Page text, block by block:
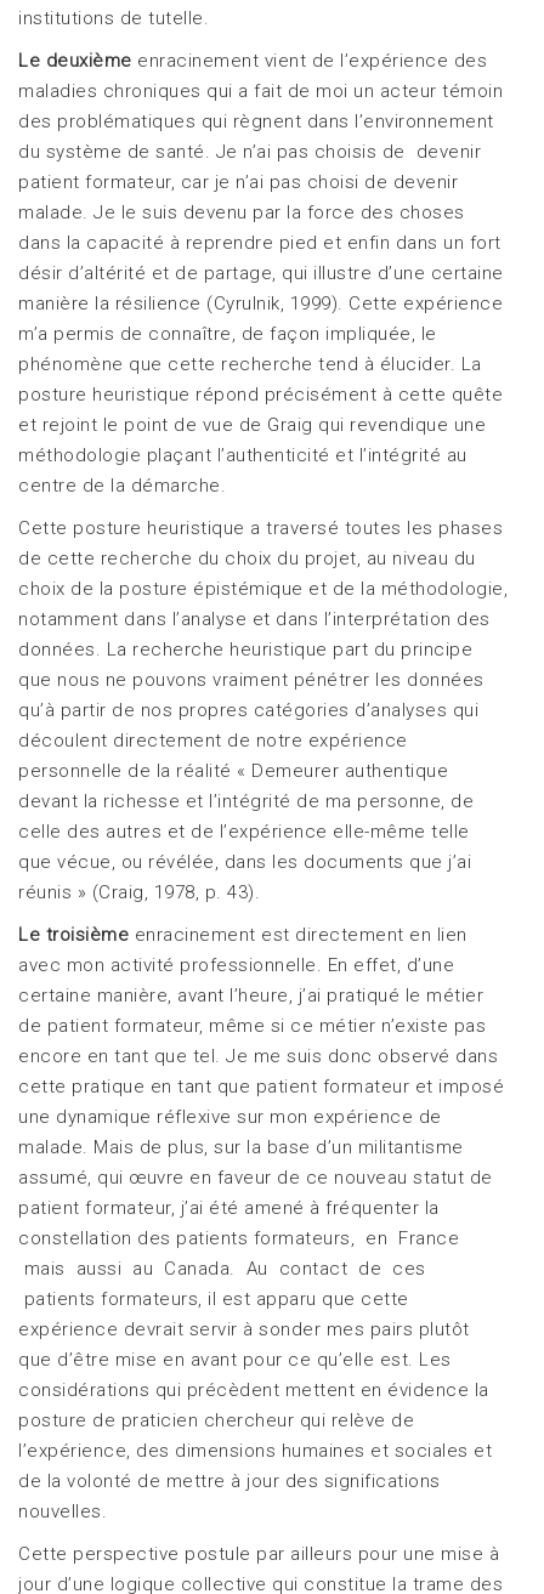
institutions de tutelle.
Le deuxième enracinement vient de l’expérience des
maladies chroniques qui a fait de moi un acteur témoin
des problématiques qui règnent dans l’environnement
du système de santé. Je n’ai pas choisis de devenir
patient formateur, car je n’ai pas choisi de devenir
malade. Je le suis devenu par la force des choses
dans la capacité à reprendre pied et enfin dans un fort
désir d’altérité et de partage, qui illustre d’une certaine
manière la résilience (Cyrulnik, 1999). Cette expérience
m’a permis de connaître, de façon impliquée, le
phénomène que cette recherche tend à élucider. La
posture heuristique répond précisément à cette quête
et rejoint le point de vue de Graig qui revendique une
méthodologie plaçant l’authenticité et l’intégrité au
centre de la démarche.
Cette posture heuristique a traversé toutes les phases
de cette recherche du choix du projet, au niveau du
choix de la posture épistémique et de la méthodologie,
notamment dans l’analyse et dans l’interprétation des
données. La recherche heuristique part du principe
que nous ne pouvons vraiment pénétrer les données
qu’à partir de nos propres catégories d’analyses qui
découlent directement de notre expérience
personnelle de la réalité « Demeurer authentique
devant la richesse et l’intégrité de ma personne, de
celle des autres et de l’expérience elle-même telle
que vécue, ou révélée, dans les documents que j’ai
réunis » (Craig, 1978, p. 43).
Le troisième enracinement est directement en lien
avec mon activité professionnelle. En effet, d’une
certaine manière, avant l’heure, j’ai pratiqué le métier
de patient formateur, même si ce métier n’existe pas
encore en tant que tel. Je me suis donc observé dans
cette pratique en tant que patient formateur et imposé
une dynamique réflexive sur mon expérience de
malade. Mais de plus, sur la base d’un militantisme
assumé, qui œuvre en faveur de ce nouveau statut de
patient formateur, j’ai été amené à fréquenter la
constellation des patients formateurs, en France
mais aussi au Canada. Au contact de ces
patients formateurs, il est apparu que cette
expérience devrait servir à sonder mes pairs plutôt
que d’être mise en avant pour ce qu’elle est. Les
considérations qui précèdent mettent en évidence la
posture de praticien chercheur qui relève de
l’expérience, des dimensions humaines et sociales et
de la volonté de mettre à jour des significations
nouvelles.
Cette perspective postule par ailleurs pour une mise à
jour d’une logique collective qui constitue la trame des